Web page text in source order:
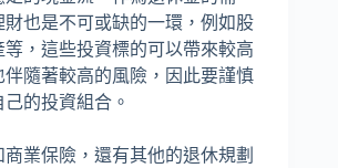
財也是不可或缺的一環，例如股
，這些投資標的可以帶來較高
伴隨著較高的風險，因此要謹慎
的投資組合。
業保險，還有其他的退休規劃